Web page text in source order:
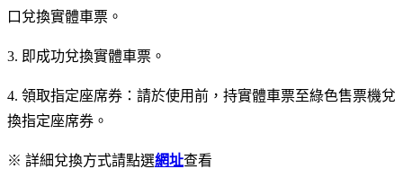
口兌換實體車票。
3. 即成功兌換實體車票。
4. 領取指定座席券：請於使用前，持實體車票至綠色售票機兌
換指定座席券。
※ 詳細兌換方式請點選網址查看